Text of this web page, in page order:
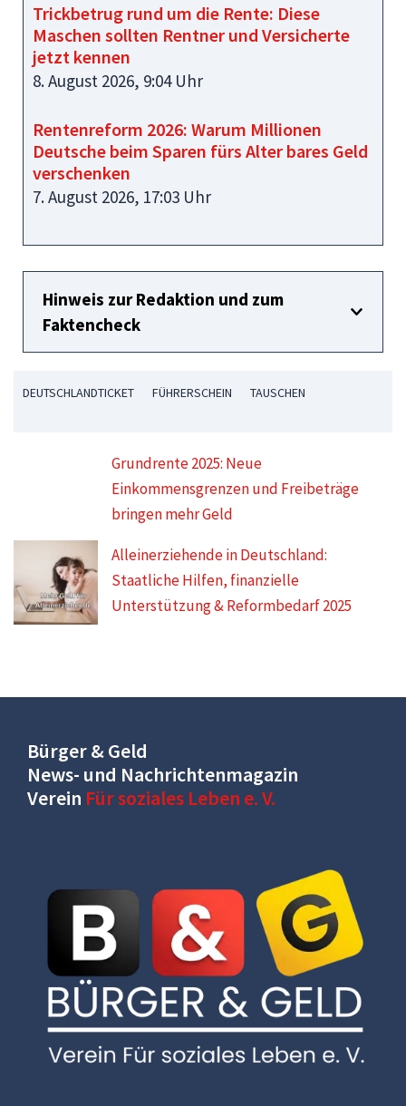
Trickbetrug rund um die Rente: Diese
Maschen sollten Rentner und Versicherte
jetzt kennen
8. August 2026, 9:04 Uhr
Rentenreform 2026: Warum Millionen
Deutsche beim Sparen fürs Alter bares Geld
verschenken
7. August 2026, 17:03 Uhr
Hinweis zur Redaktion und zum
Faktencheck
DEUTSCHLANDTICKET FÜHRERSCHEIN TAUSCHEN
Grundrente 2025: Neue
Einkommensgrenzen und Freibeträge
bringen mehr Geld
Alleinerziehende in Deutschland:
Staatliche Hilfen, finanzielle
Unterstützung & Reformbedarf 2025
Bürger & Geld
News- und Nachrichtenmagazin
Verein Für soziales Leben e. V.